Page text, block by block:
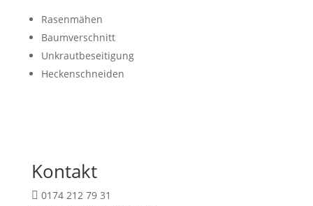
Rasenmähen
Baumverschnitt
Unkrautbeseitigung
Heckenschneiden
Kontakt
 0174 212 79 31